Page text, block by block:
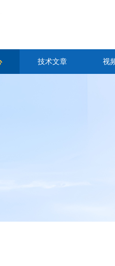
技术文章 视